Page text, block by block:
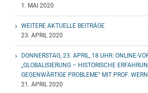
1. MAI 2020
WEITERE AKTUELLE BEITRÄGE
23. APRIL 2020
DONNERSTAG, 23. APRIL, 18 UHR: ONLINE-
„GLOBALISIERUNG – HISTORISCHE
GEGENWÄRTIGE PROBLEME“ MIT PROF.
21. APRIL 2020